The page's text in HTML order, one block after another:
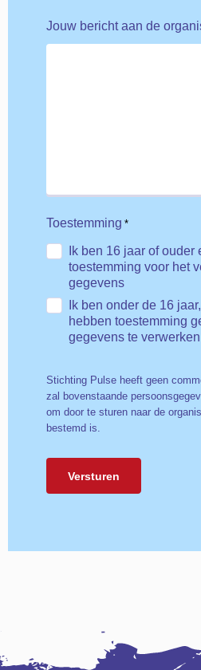
Jouw bericht aan de
Toestemming *
Ik ben 16 jaar of ouder
toestemming voor het
gegevens
Ik ben onder de 16
hebben toestemming
gegevens te verwerken
Stichting Pulse heeft geen
zal bovenstaande
om door te sturen naar de
bestemd is.